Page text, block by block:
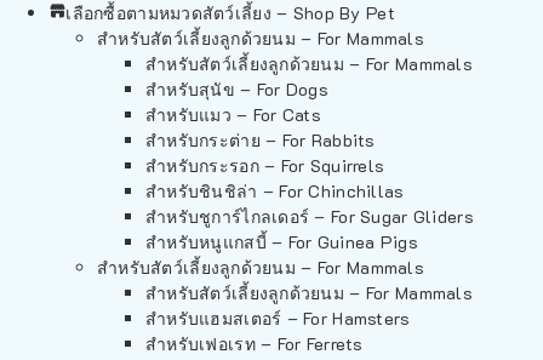
เลือกซื้อตามหมวดสัตว์เลี้ยง – Shop By Pet
สำหรับสัตว์เลี้ยงลูกด้วยนม – For Mammals
สำหรับสัตว์เลี้ยงลูกด้วยนม – For Mammals
สำหรับสุนัข – For Dogs
สำหรับแมว – For Cats
สำหรับกระต่าย – For Rabbits
สำหรับกระรอก – For Squirrels
สำหรับชินชิล่า – For Chinchillas
สำหรับชูการ์ไกลเดอร์ – For Sugar Gliders
สำหรับหนูแกสบี้ – For Guinea Pigs
สำหรับสัตว์เลี้ยงลูกด้วยนม – For Mammals
สำหรับสัตว์เลี้ยงลูกด้วยนม – For Mammals
สำหรับแฮมสเตอร์ – For Hamsters
สำหรับเฟอเรท – For Ferrets